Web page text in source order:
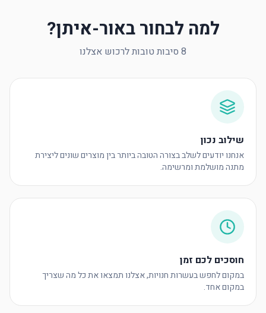
למה לבחור באור-איתן?
8 סיבות טובות לרכוש אצלנו
שילוב נכון
אנחנו יודעים לשלב בצורה הטובה ביותר בין מוצרים שונים ליצירת
מתנה מושלמת ומרשימה.
חוסכים לכם זמן
במקום לחפש בעשרות חנויות, אצלנו תמצאו את כל מה שצריך
במקום אחד.